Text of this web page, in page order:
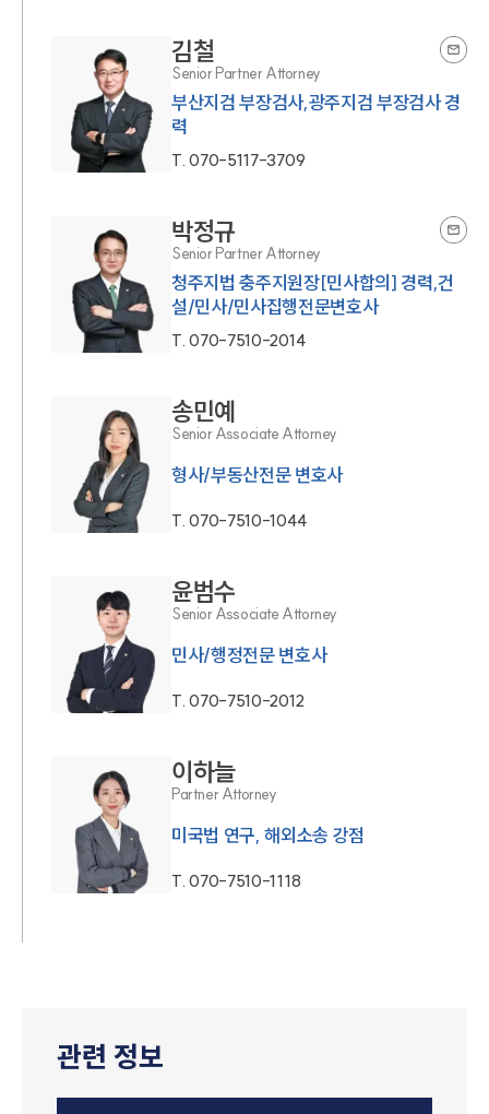
김철
Senior Partner Attorney
부산지검 부장검사,광주지검 부장검사 경
력
T.070-5117-3709
박정규
Senior Partner Attorney
청주지법 충주지원장[민사합의] 경력,건
설/민사/민사집행전문변호사
T.070-7510-2014
송민예
Senior Associate Attorney
형사/부동산전문 변호사
T.070-7510-1044
윤범수
Senior Associate Attorney
민사/행정전문 변호사
T.070-7510-2012
이하늘
Partner Attorney
미국법 연구, 해외소송 강점
T.070-7510-1118
관련 정보